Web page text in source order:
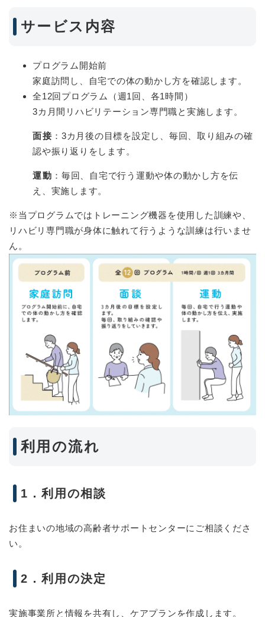
サービス内容
プログラム開始前
家庭訪問し、自宅での体の動かし方を確認します。
全12回プログラム（週1回、各1時間）
3カ月間リハビリテーション専門職と実施します。
面接 ：3カ月後の目標を設定し、毎回、取り組みの確
認や振り返りをします。
運動 ：毎回、自宅で行う運動や体の動かし方を伝
え、実施します。
※当プログラムではトレーニング機器を使用した訓練や、
リハビリ専門職が身体に触れて行うような訓練は行いませ
ん。
利用の流れ
1．利用の相談
お住まいの地域の高齢者サポートセンターにご相談くださ
い。
2．利用の決定
実施事業所と情報を共有し、ケアプランを作成します。